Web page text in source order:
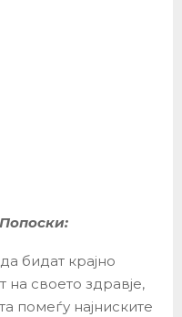
бидат крајно
своето здравје,
помеѓу најниските